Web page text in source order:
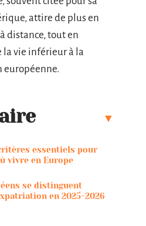
attire de plus en
distance, tout en
vie inférieur à la
européenne.
essentiels pour
vivre en Europe
se distinguent
en 2025-2026